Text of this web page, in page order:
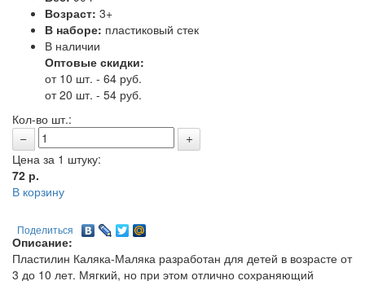
Возраст: 3+
В наборе: пластиковый стек
В наличии
Оптовые скидки:
от 10 шт. - 64 руб.
от 20 шт. - 54 руб.
Кол-во шт.:
Цена за 1 штуку:
72 р.
В корзину
Поделиться
Описание:
Пластилин Каляка-Маляка разработан для детей в возрасте от
3 до 10 лет. Мягкий, но при этом отлично сохраняющий